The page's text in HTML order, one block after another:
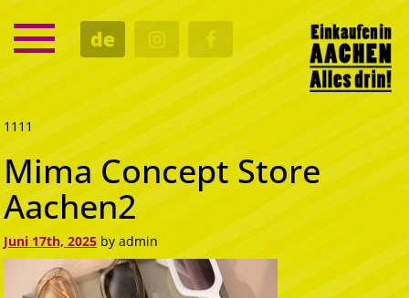
de
SERVICE
TERMINE
KULTUR
GASTRO
1111
Mima Concept Store
Aachen2
Juni 17th, 2025by admin